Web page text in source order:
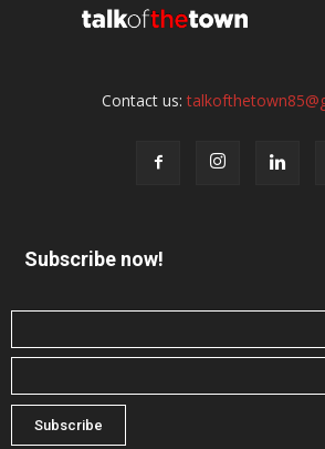
Contact us:
Subscribe now!